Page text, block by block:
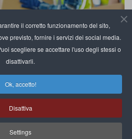
il corretto funzionamento del sito,
previsto, fornire i servizi dei social media.
scegliere se accettare l'uso degli stessi o
disattivarli.
Ok, accetto!
Disattiva
Settingstextile, fashion e sports hanno